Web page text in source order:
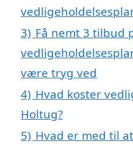
3) Få nemt 3 tilbud
være tryg ved
4) Hvad koster
Holtug?
5) Hvad er med til